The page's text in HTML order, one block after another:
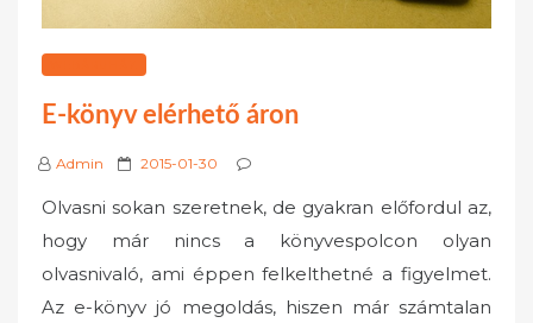
E-könyv elérhető áron
Admin
P
s
t
e
d
2015-01-30
Olvasni sokan szeretnek, de gyakran előfordul az,
hogy már nincs a könyvespolcon olyan
olvasnivaló, ami éppen felkelthetné a figyelmet.
Az e-könyv jó megoldás, hiszen már számtalan